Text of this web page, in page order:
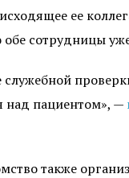
ее
обе сотрудницы
над пациентом», —
также